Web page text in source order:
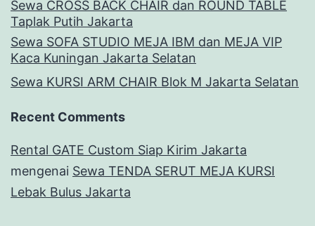
Sewa CROSS BACK CHAIR dan ROUND TABLE
Taplak Putih Jakarta
Sewa SOFA STUDIO MEJA IBM dan MEJA VIP
Kaca Kuningan Jakarta Selatan
Sewa KURSI ARM CHAIR Blok M Jakarta Selatan
Recent Comments
Rental GATE Custom Siap Kirim Jakarta
mengenai Sewa TENDA SERUT MEJA KURSI
Lebak Bulus Jakarta